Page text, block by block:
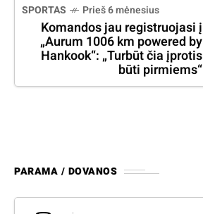
SPORTAS Prieš 6 mėnesius
Komandos jau registruojasi į
„Aurum 1006 km powered by
Hankook“: „Turbūt čia įprotis
būti pirmiems“
PARAMA / DOVANOS